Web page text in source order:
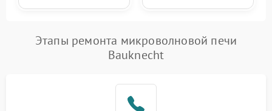
Этапы ремонта микроволновой печи
Bauknecht